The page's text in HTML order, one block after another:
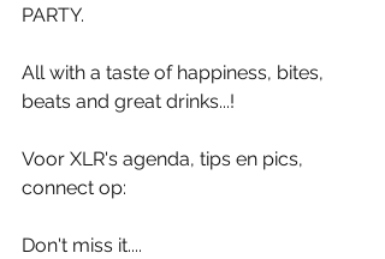
PARTY.
All with a taste of happiness, bites,
beats and great drinks...!
Voor XLR's agenda, tips en pics,
connect op:
Don't miss it....